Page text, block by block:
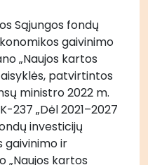
Sąjungos fondų
gaivinimo
„Naujos kartos
patvirtintos
ministro 2022 m.
237 „Dėl 2021–2027
investicijų
gaivinimo ir
„Naujos kartos